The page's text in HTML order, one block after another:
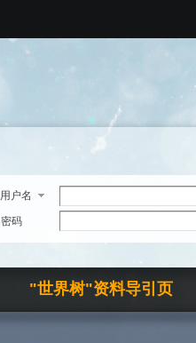
用户名
密码
"世界树"资料导引页